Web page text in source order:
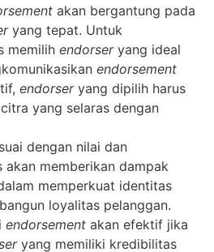
akan bergantung pada
yang tepat. Untuk
memilih endorser yang ideal
endorsement
endorser yang dipilih harus
yang selaras dengan
dengan nilai dan
akan memberikan dampak
memperkuat identitas
loyalitas pelanggan.
endorsementakan efektif jika
yang memiliki kredibilitas